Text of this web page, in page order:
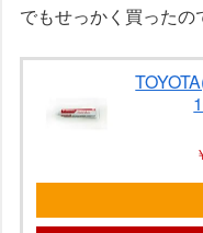
でもせっかく買ったの